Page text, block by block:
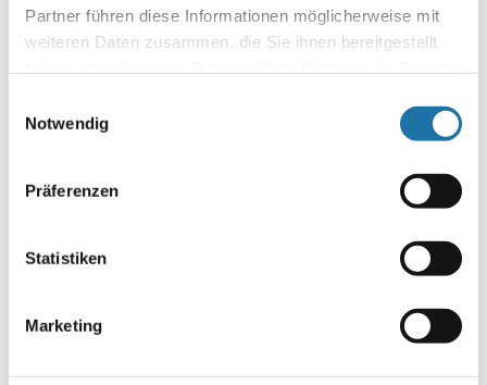
Partner führen diese Informationen möglicherweise mit
weiteren Daten zusammen, die Sie ihnen bereitgestellt
unsererDatenschutzerklärung
Notwendig
Präferenzen
Statistiken
Marketing
Monteur
Administration
Komm ins Team